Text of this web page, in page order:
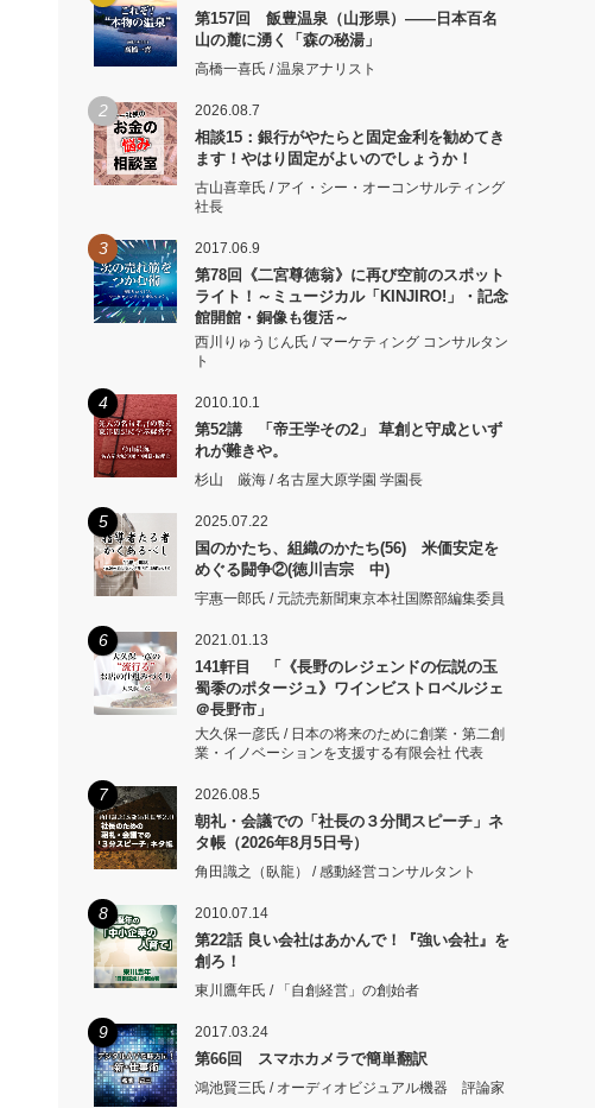
第157回 飯豊温泉（山形県）――日本百名
山の麓に湧く「森の秘湯」
高橋一喜氏 / 温泉アナリスト
2 2026.08.7
相談15：銀行がやたらと固定金利を勧めてき
ます！やはり固定がよいのでしょうか！
古山喜章氏 / アイ・シー・オーコンサルティング
社長
3 2017.06.9
第78回《二宮尊徳翁》に再び空前のスポット
ライト！～ミュージカル「KINJIRO!」・記念
館開館・銅像も復活～
西川りゅうじん氏 / マーケティング コンサルタン
ト
4 2010.10.1
第52講 「帝王学その2」 草創と守成といず
れが難きや。
杉山 厳海 / 名古屋大原学園 学園長
5 2025.07.22
国のかたち、組織のかたち(56) 米価安定を
めぐる闘争②(徳川吉宗 中)
宇惠一郎氏 / 元読売新聞東京本社国際部編集委員
6 2021.01.13
141軒目 「《長野のレジェンドの伝説の玉
蜀黍のポタージュ》ワインビストロベルジェ
＠長野市」
大久保一彦氏 / 日本の将来のために創業・第二創
業・イノベーションを支援する有限会社 代表
7 2026.08.5
朝礼・会議での「社長の３分間スピーチ」ネ
タ帳（2026年8月5日号）
角田識之（臥龍） / 感動経営コンサルタント
8 2010.07.14
第22話 良い会社はあかんで！『強い会社』を
創ろ！
東川鷹年氏 / 「自創経営」の創始者
9 2017.03.24
第66回 スマホカメラで簡単翻訳
鴻池賢三氏 / オーディオビジュアル機器 評論家